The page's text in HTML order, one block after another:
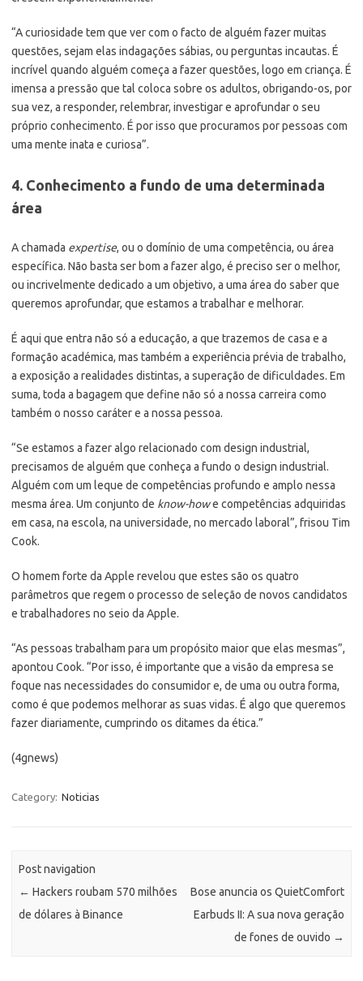
“A curiosidade tem que ver com o facto de alguém fazer muitas
questões, sejam elas indagações sábias, ou perguntas incautas. É
incrível quando alguém começa a fazer questões, logo em criança. É
imensa a pressão que tal coloca sobre os adultos, obrigando-os, por
sua vez, a responder, relembrar, investigar e aprofundar o seu
próprio conhecimento. É por isso que procuramos por pessoas com
uma mente inata e curiosa”.
4. Conhecimento a fundo de uma determinada
área
A chamada expertise, ou o domínio de uma competência, ou área
específica. Não basta ser bom a fazer algo, é preciso ser o melhor,
ou incrivelmente dedicado a um objetivo, a uma área do saber que
queremos aprofundar, que estamos a trabalhar e melhorar.
É aqui que entra não só a educação, a que trazemos de casa e a
formação académica, mas também a experiência prévia de trabalho,
a exposição a realidades distintas, a superação de dificuldades. Em
suma, toda a bagagem que define não só a nossa carreira como
também o nosso caráter e a nossa pessoa.
“Se estamos a fazer algo relacionado com design industrial,
precisamos de alguém que conheça a fundo o design industrial.
Alguém com um leque de competências profundo e amplo nessa
mesma área. Um conjunto de know-howe competências adquiridas
em casa, na escola, na universidade, no mercado laboral”, frisou Tim
Cook.
O homem forte da Apple revelou que estes são os quatro
parâmetros que regem o processo de seleção de novos candidatos
e trabalhadores no seio da Apple.
“As pessoas trabalham para um propósito maior que elas mesmas”,
apontou Cook. “Por isso, é importante que a visão da empresa se
foque nas necessidades do consumidor e, de uma ou outra forma,
como é que podemos melhorar as suas vidas. É algo que queremos
fazer diariamente, cumprindo os ditames da ética.”
(4gnews)
Category: Noticias
Post navigation
← Hackers roubam 570 milhões
de dólares à Binance
Bose anuncia os QuietComfort
Earbuds II: A sua nova geração
de fones de ouvido →